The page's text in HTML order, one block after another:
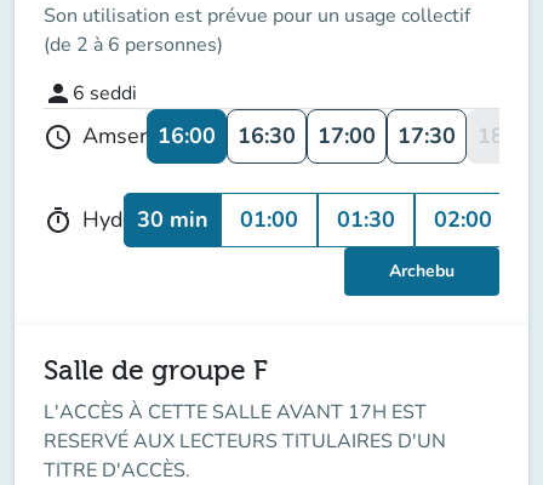
Son utilisation est prévue pour un usage collectif
(de 2 à 6 personnes)
person 6 seddi
schedule Amser 16:00 16:30 17:00 17:30 18:00
timer Hyd 30 min 01:00 01:30 02:00
Archebu
Salle de groupe F
L'ACCÈS À CETTE SALLE AVANT 17H EST
RESERVÉ AUX LECTEURS TITULAIRES D'UN
TITRE D'ACCÈS.